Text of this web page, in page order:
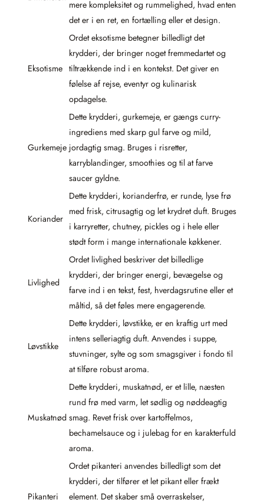
mere kompleksitet og rummelighed, hvad enten
det er i en ret, en fortælling eller et design.
Eksotisme
Ordet eksotisme betegner billedligt det
krydderi, der bringer noget fremmedartet og
tiltrækkende ind i en kontekst. Det giver en
følelse af rejse, eventyr og kulinarisk
opdagelse.
Gurkemeje
Dette krydderi, gurkemeje, er gængs curry-
ingrediens med skarp gul farve og mild,
jordagtig smag. Bruges i risretter,
karryblandinger, smoothies og til at farve
saucer gyldne.
Koriander
Dette krydderi, korianderfrø, er runde, lyse frø
med frisk, citrusagtig og let krydret duft. Bruges
i karryretter, chutney, pickles og i hele eller
stødt form i mange internationale køkkener.
Livlighed
Ordet livlighed beskriver det billedlige
krydderi, der bringer energi, bevægelse og
farve ind i en tekst, fest, hverdagsrutine eller et
måltid, så det føles mere engagerende.
Løvstikke
Dette krydderi, løvstikke, er en kraftig urt med
intens selleriagtig duft. Anvendes i suppe,
stuvninger, sylte og som smagsgiver i fondo til
at tilføre robust aroma.
Muskatnød
Dette krydderi, muskatnød, er et lille, næsten
rund frø med varm, let sødlig og nøddeagtig
smag. Revet frisk over kartoffelmos,
bechamelsauce og i julebag for en karakterfuld
aroma.
Pikanteri
Ordet pikanteri anvendes billedligt som det
krydderi, der tilfører et let pikant eller frækt
element. Det skaber små overraskelser,